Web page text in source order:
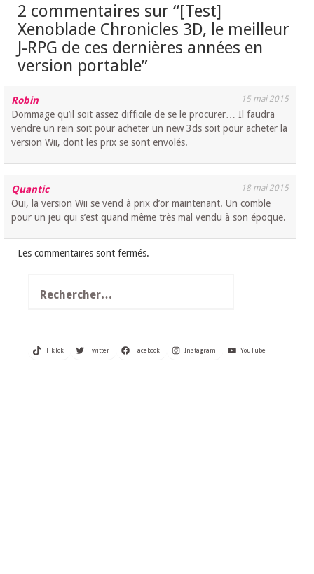
2 commentaires sur “[Test]
Xenoblade Chronicles 3D, le meilleur
J-RPG de ces dernières années en
version portable”
Robin 15 mai 2015
Dommage qu’il soit assez difficile de se le procurer… Il faudra
vendre un rein soit pour acheter un new 3ds soit pour acheter la
version Wii, dont les prix se sont envolés.
Quantic 18 mai 2015
Oui, la version Wii se vend à prix d’or maintenant. Un comble
pour un jeu qui s’est quand même très mal vendu à son époque.
Les commentaires sont fermés.
TikTok Twitter Facebook Instagram YouTube